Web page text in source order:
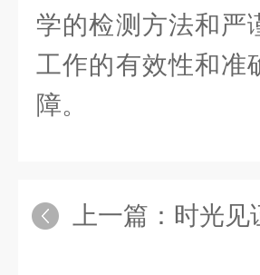
学的检测方法和严
工作的有效性和准
障。
上一篇： 时光见